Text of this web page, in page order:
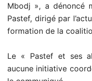
Mbodj », a dénoncé
Pastef, dirigé par
formation de la
Le « Pastef et ses
aucune initiative